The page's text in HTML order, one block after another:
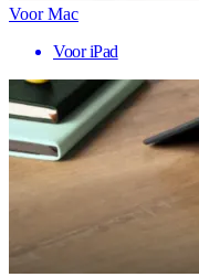
Voor Mac
Voor iPad